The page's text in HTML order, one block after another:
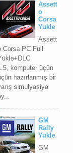
Assett
o
Corsa
Yukle
Assett
Corsa PC Full
komputer üçün
hazırlanmış bir
simulyasiya
GM
Rally
Yukle
GM